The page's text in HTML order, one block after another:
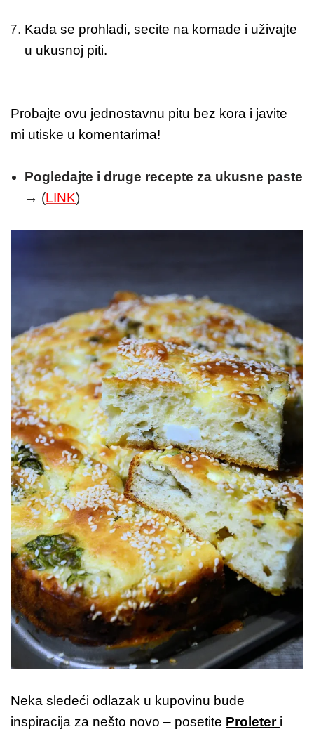
Kada se prohladi, secite na komade i uživajte
u ukusnoj piti.
Probajte ovu jednostavnu pitu bez kora i javite
mi utiske u komentarima!
Pogledajte i druge recepte za ukusne paste
→ (LINK)
Neka sledeći odlazak u kupovinu bude
inspiracija za nešto novo – posetite Proleter i